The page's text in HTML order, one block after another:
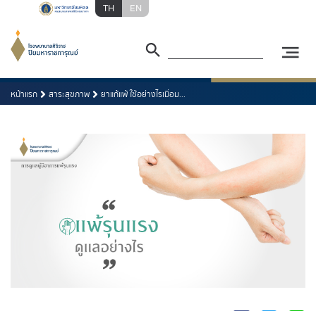
TH EN
หน้าแรก สาระสุขภาพ ยาแก้แพ้ ใช้อย่างไรเมื่อม...